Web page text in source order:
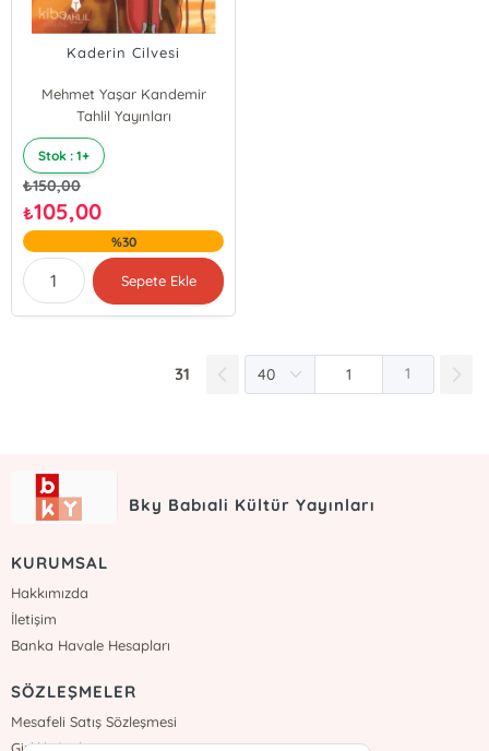
Kaderin Cilvesi
Mehmet Yaşar Kandemir
Tahlil Yayınları
Stok : 1+
₺150,00
₺105,00
%30
Sepete Ekle
31 1
Bky Babıali Kültür Yayınları
KURUMSAL
Hakkımızda
İletişim
Banka Havale Hesapları
SÖZLEŞMELER
Mesafeli Satış Sözleşmesi
Gizlilik Sözleşmesi